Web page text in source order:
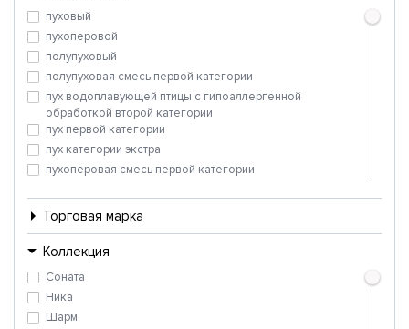
пуховый
пухоперовой
полупуховый
полупуховая смесь первой категории
пух водоплавующей птицы с гипоаллергенной
обработкой второй категории
пух первой категории
пух категории экстра
пухоперовая смесь первой категории
пуховый 2 категории
Торговая марка
Коллекция
Соната
Ника
Шарм